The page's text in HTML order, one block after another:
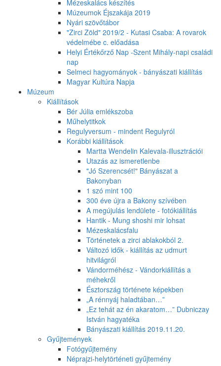
Mézeskalács készítés
Múzeumok Éjszakája 2019
Nyári szövőtábor
"Zirci Zöld" 2019/2 - Kutasi Csaba: A rovarok
védelmébe c. előadása
Helyi Értékőrző Nap -Szent Mihály-napi családi
nap
Selmeci hagyományok - bányászati kiállítás
Magyar Kultúra Napja
Múzeum
Kiállítások
Bér Júlia emlékszoba
Műhelytitkok
Regulyversum - mindent Regulyról
Korábbi kiállítások
Martta Wendelin Kalevala-illusztrációi
Utazás az ismeretlenbe
"Jó Szerencsét!" Bányászat a
Bakonyban
1 szó mint 100
300 éve újra a Bakony szívében
A megújulás lendülete - fotókiállítás
Hantik - Mung shoshi mir lohsat
Mézeskalácsfalu
Történetek a zirci ablakokból 2.
Változó idők - kiállítás az udmurt
hitvilágról
Vándorméhész - Vándorkiállítás a
méhekről
Észtország története képekben
„A rénnyáj haladtában…”
„Ez tehát az én akaratom…” Dubniczay
István hagyatéka
Bányászati kiállítás 2019.11.20.
Gyűjtemények
Fotógyűjtemény
Néprajzi-helytörténeti gyűjtemény